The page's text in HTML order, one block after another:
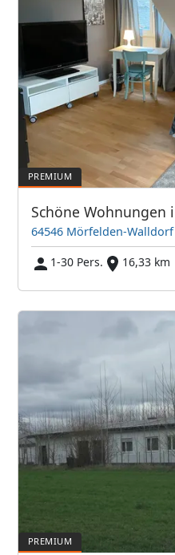
64546 Mörfelden-Walldorf
1-30 Pers.
16,33 km